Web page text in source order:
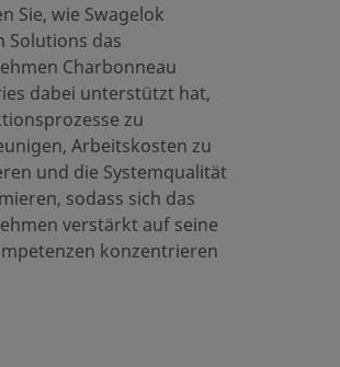
Sie, wie Swagelok
Solutions das
Charbonneau
dabei unterstützt hat,
zu
Arbeitskosten zu
und die Systemqualität
sodass sich das
verstärkt auf seine
konzentrieren